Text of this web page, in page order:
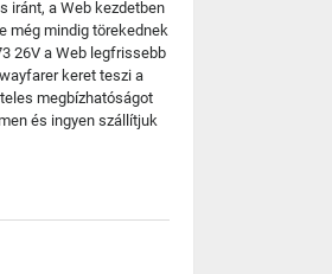
iránt, a Web kezdetben
még mindig törekednek
26V a Web legfrissebb
keret teszi a
megbízhatóságot
és ingyen szállítjuk